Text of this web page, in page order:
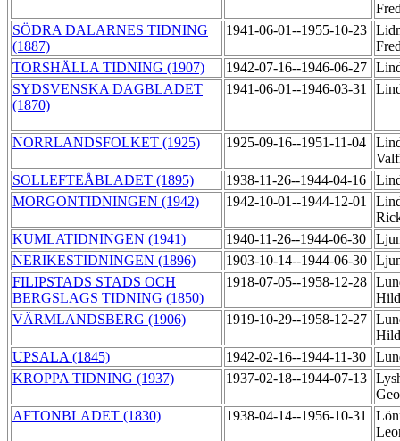
SÖDRA DALARNES TIDNING
(1887)
1941-06-01--1955-10-23
TORSHÄLLA TIDNING (1907)
1942-07-16--1946-06-27
SYDSVENSKA DAGBLADET
(1870)
1941-06-01--1946-03-31
NORRLANDSFOLKET (1925) 1925-09-16--1951-11-04
SOLLEFTEÅBLADET (1895)
1938-11-26--1944-04-16
MORGONTIDNINGEN (1942)
1942-10-01--1944-12-01
KUMLATIDNINGEN (1941)
1940-11-26--1944-06-30
NERIKESTIDNINGEN (1896)
1903-10-14--1944-06-30
FILIPSTADS STADS OCH
BERGSLAGS TIDNING (1850)
1918-07-05--1958-12-28
VÄRMLANDSBERG (1906)
1919-10-29--1958-12-27
UPSALA (1845)
1942-02-16--1944-11-30
KROPPA TIDNING (1937)
1937-02-18--1944-07-13
AFTONBLADET (1830)
1938-04-14--1956-10-31